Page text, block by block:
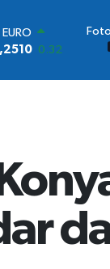
STERLİN
0.38
0
DOLAR
0.18
0.32